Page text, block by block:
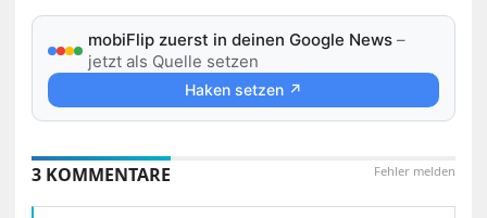
mobiFlip zuerst in deinen Google News –
jetzt als Quelle setzen
Haken setzen ↗
Fehler melden
3 KOMMENTARE